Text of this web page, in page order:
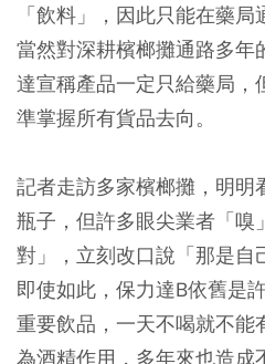
「飲料」，因此只能在藥
當然對深耕檳榔攤通路多年
達宣稱產品一定只給藥局，
準掌握所有貨品去向。
記者走訪多家檳榔攤，明明
瓶子，但許多眼尖業者「嗅
對」，立刻改口說「那是自
即使如此，保力達B依舊是
重要飲品，一天不喝就不能
為酒精作用，多年來也造成